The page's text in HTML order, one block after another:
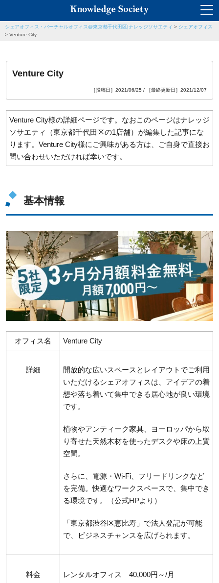
シェアオフィス・バーチャルオフィス@東京都千代田区|ナレッジソサエティ > シェアオフィス
> Venture City
Venture City
［投稿日］2021/06/25 / ［最終更新日］2021/12/07
Venture City様の詳細ページです。なおこのページはナレッジ
ソサエティ（東京都千代田区の1店舗）が編集した記事にな
ります。Venture City様にご興味がある方は、ご自身で直接お
問い合わせいただければ幸いです。
基本情報
オフィス名 Venture City
詳細
開放的な広いスペースとレイアウトでご利用
いただけるシェアオフィスは、アイデアの着
想や落ち着いて集中できる居心地が良い環境
です。
植物やアンティーク家具、ヨーロッパから取
り寄せた天然木材を使ったデスクや床の上質
空間。
さらに、電源・Wi-Fi、フリードリンクなど
を完備。快適なワークスペースで、集中でき
る環境です。（公式HPより）
「東京都渋谷区恵比寿」で法人登記が可能
で、ビジネスチャンスを広げられます。
料金 レンタルオフィス 40,000円～/月